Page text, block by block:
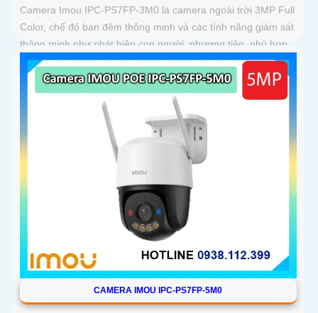
Camera Imou IPC-PS7FP-3M0 là camera ngoài trời 3MP Full
Color, chế độ ban đêm thông minh và các tính năng giám sát
thông minh như phát hiện con người, phương tiện, phù hợp
lắp đặt tại nhà, văn phòng hoặc cửa hàng, bảo vệ an ninh
hiệu quả
CAMERA IMOU IPC-PS7FP-5M0